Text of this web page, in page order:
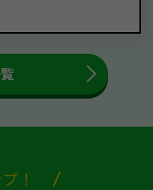
！